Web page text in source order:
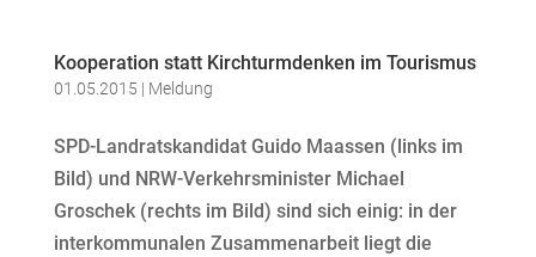
Kooperation statt Kirchturmdenken im Tourismus
01.05.2015 | Meldung
SPD-Landratskandidat Guido Maassen (links im
Bild) und NRW-Verkehrsminister Michael
Groschek (rechts im Bild) sind sich einig: in der
interkommunalen Zusammenarbeit liegt die